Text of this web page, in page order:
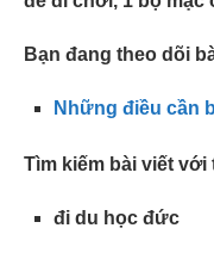
Bạn đang theo dõi
Những điều cần
Tìm kiếm bài viết với
đi du học đức